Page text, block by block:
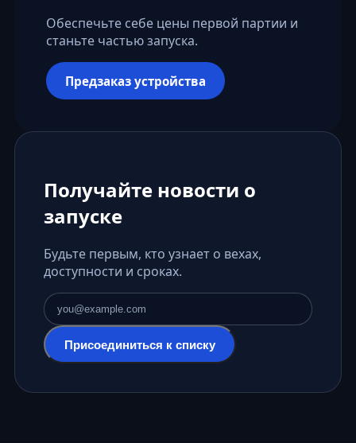
Обеспечьте себе цены первой партии и
станьте частью запуска.
Предзаказ устройства
Получайте новости о
запуске
Будьте первым, кто узнает о вехах,
доступности и сроках.
Адрес электронной почты
Присоединиться к списку